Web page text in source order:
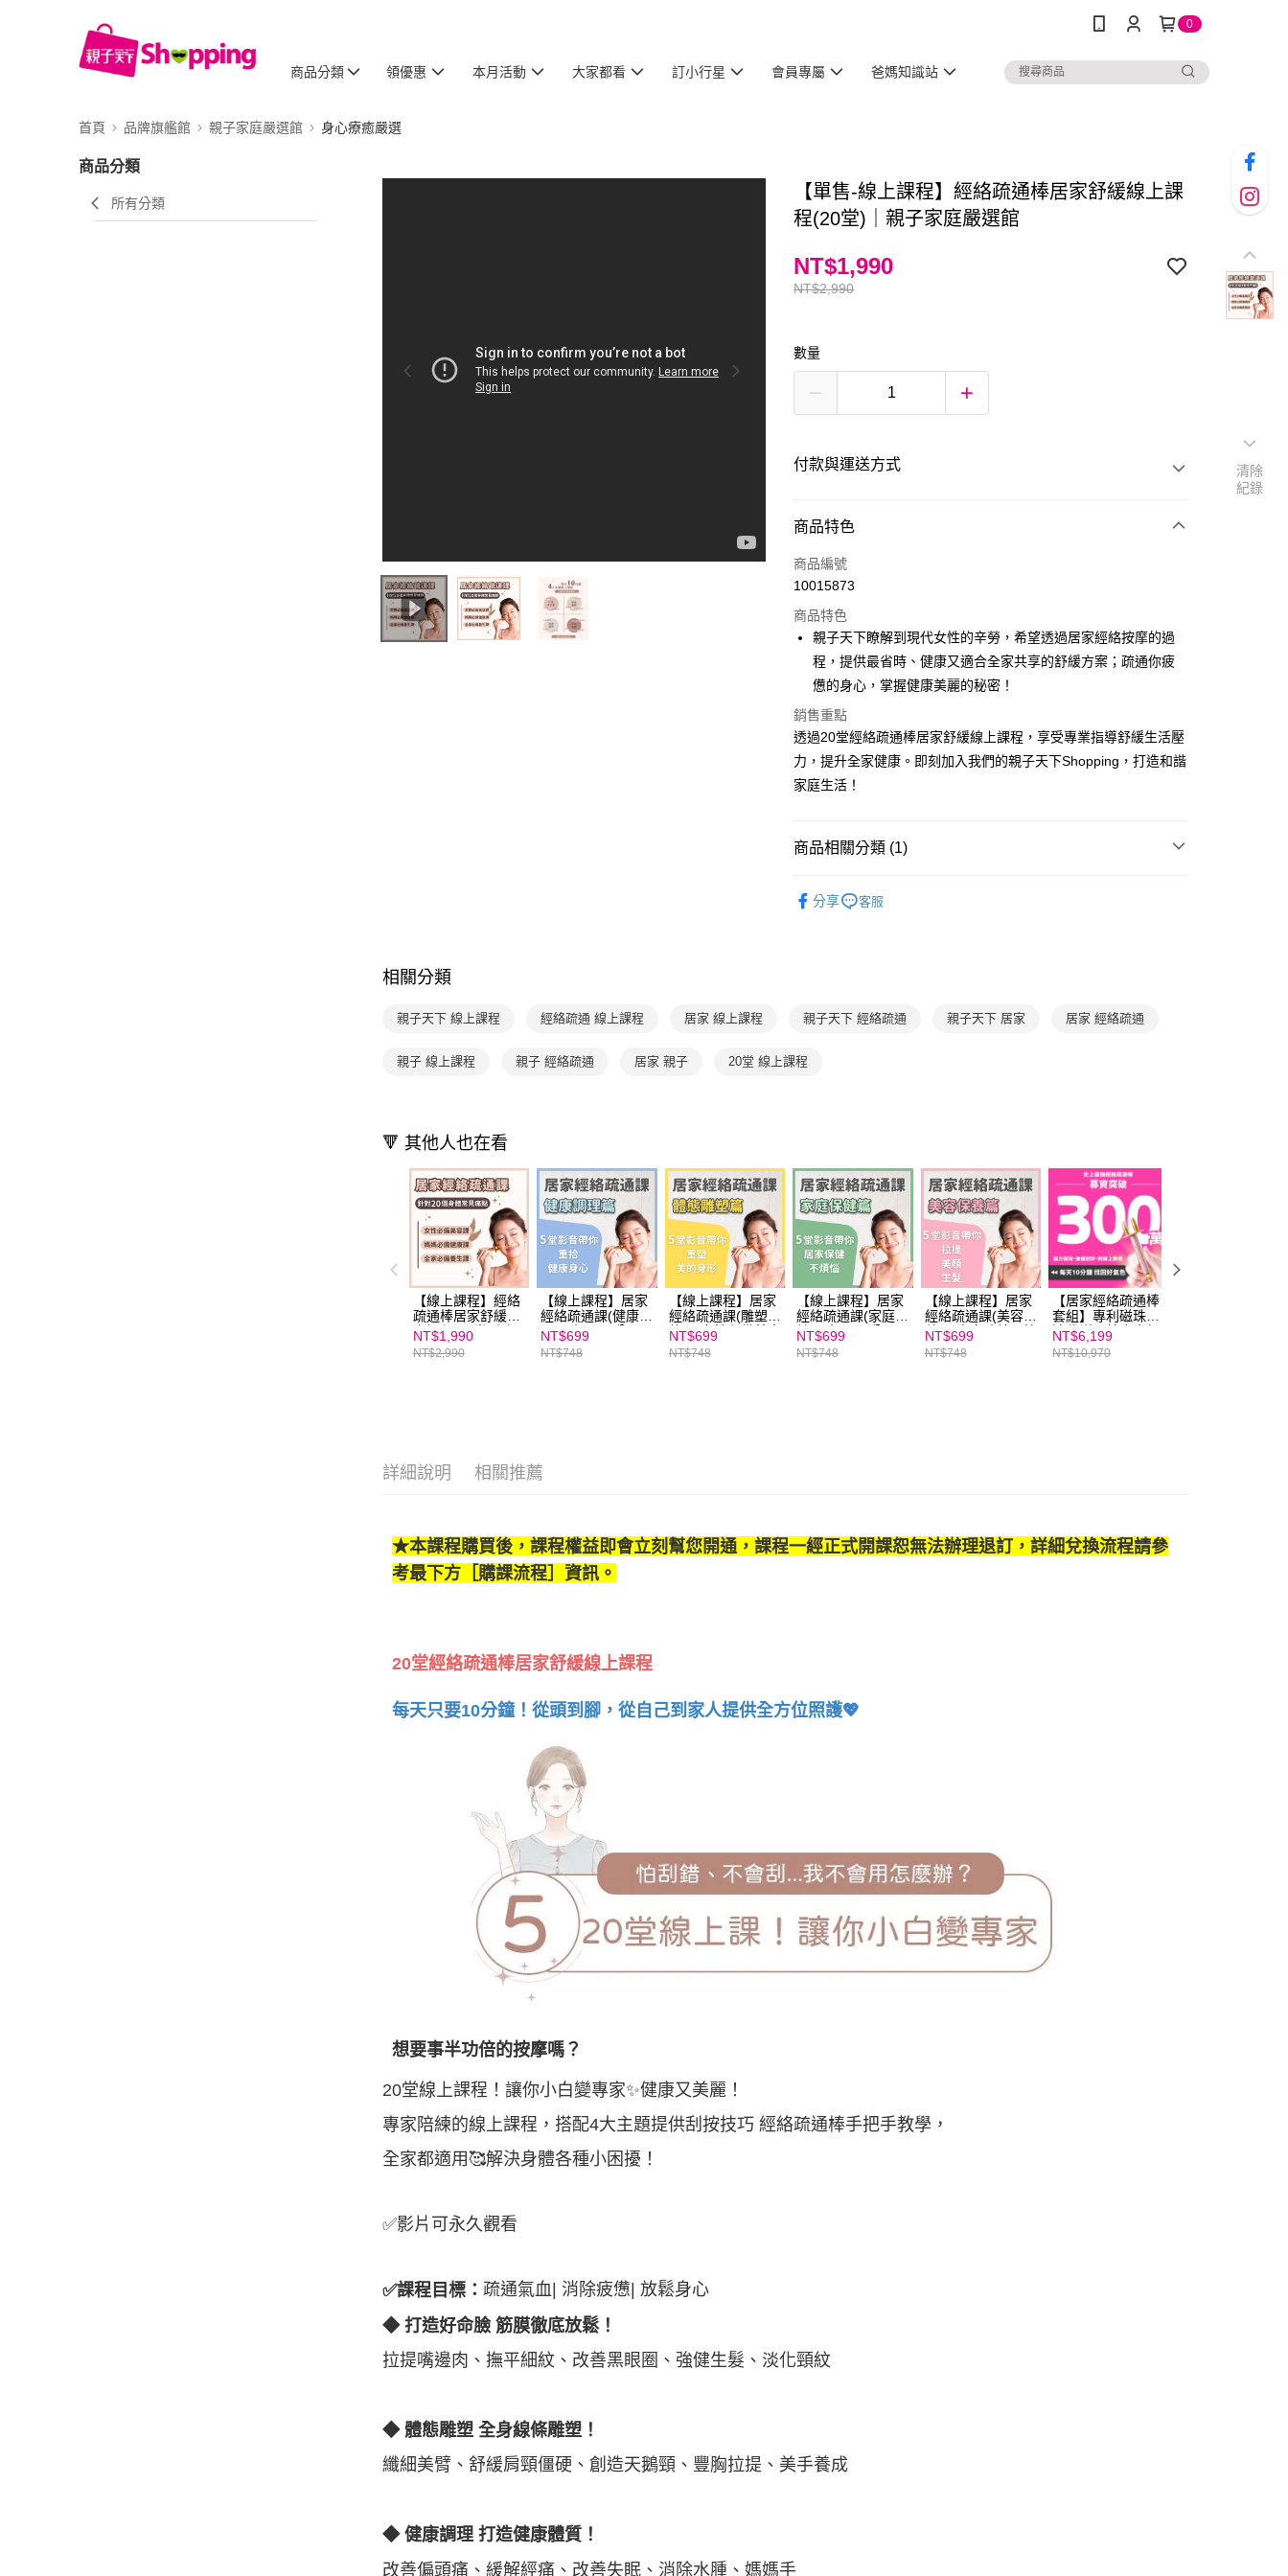
0
商品分類 領優惠 本月活動 大家都看 訂小行星 會員專屬 爸媽知識站
首頁 品牌旗艦館 親子家庭嚴選館 身心療癒嚴選
商品分類
所有分類
【單售-線上課程】經絡疏通棒居家舒緩線上課
程(20堂)｜親子家庭嚴選館
NT$2,990
NT$1,990
數量
付款與運送方式
付款方式
信用卡一次付款
運送方式
數位發送
免運費
商品特色
商品編號
10015873
商品特色
親子天下瞭解到現代女性的辛勞，希望透過居家經絡按摩的過
程，提供最省時、健康又適合全家共享的舒緩方案；疏通你疲
憊的身心，掌握健康美麗的秘密！
銷售重點
透過20堂經絡疏通棒居家舒緩線上課程，享受專業指導舒緩生活壓
力，提升全家健康。即刻加入我們的親子天下Shopping，打造和諧
家庭生活！
商品相關分類 (1)
分享
客服
相關分類
親子天下 線上課程 經絡疏通 線上課程 居家 線上課程 親子天下 經絡疏通 親子天下 居家 居家 經絡疏通
親子 線上課程 親子 經絡疏通 居家 親子 20堂 線上課程
🔻 其他人也在看
【線上課程】經絡
疏通棒居家舒緩線
上課程(20堂)｜親
子天下線上學校
NT$1,990
NT$2,990
【線上課程】居家
經絡疏通課(健康調
理)★每天10分
鐘！釋放壓力事半
功倍
NT$699
NT$748
【線上課程】居家
經絡疏通課(雕塑體
態)★女性必備美容
課、媽媽必備健康
課
NT$699
NT$748
【線上課程】居家
經絡疏通課(家庭保
健)★每天10分
鐘！家庭保健保養
一把罩
NT$699
NT$748
【線上課程】居家
經絡疏通課(美容保
養)★專家陪練，簡
單打造好命臉！
NT$699
NT$748
【居家經絡疏通棒
套組】專利磁珠加
速代謝，鈦合金超
輕盈、超時尚！內
含20堂線上課程
NT$6,199
NT$10,970
詳細說明 相關推薦
★本課程購買後，課程權益即會立刻幫您開通，課程一經正式開課恕無法辦理退訂，詳細兌換流程請參
考最下方［購課流程］資訊。
20堂經絡疏通棒居家舒緩線上課程
每天只要10分鐘！從頭到腳，從自己到家人提供全方位照護💖
想要事半功倍的按摩嗎？
20堂線上課程！讓你小白變專家✨健康又美麗！
專家陪練的線上課程，搭配4大主題提供刮按技巧 經絡疏通棒手把手教學，
全家都適用🥰解決身體各種小困擾！
✅影片可永久觀看
✅課程目標：疏通氣血| 消除疲憊| 放鬆身心
◆ 打造好命臉 筋膜徹底放鬆！
拉提嘴邊肉、撫平細紋、改善黑眼圈、強健生髮、淡化頸紋
◆ 體態雕塑 全身線條雕塑！
纖細美臂、舒緩肩頸僵硬、創造天鵝頸、豐胸拉提、美手養成
◆ 健康調理 打造健康體質！
改善偏頭痛、緩解經痛、改善失眠、消除水腫、媽媽手
清除
紀錄